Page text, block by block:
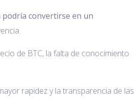
podría convertirse en un
de BTC, la falta de conocimiento
rapidez y la transparencia de las